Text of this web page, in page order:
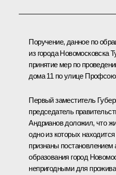
Поручение, данное по
из города Новомосковска
принятие мер по
дома 11 по улице
Первый заместитель
председатель
Андрианов доложил, что
одно из которых
признаны
образования город
непригодными для